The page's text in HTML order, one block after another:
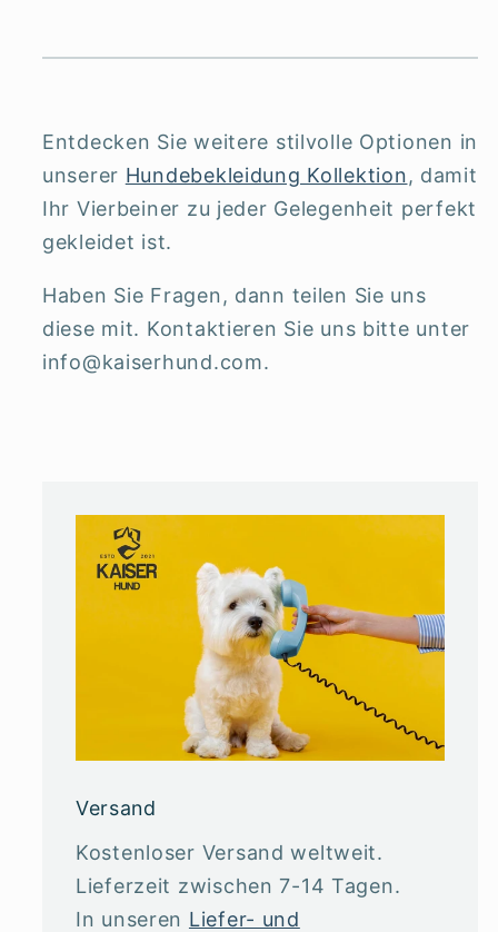
Entdecken Sie weitere stilvolle Optionen in
unserer Hundebekleidung Kollektion, damit
Ihr Vierbeiner zu jeder Gelegenheit perfekt
gekleidet ist.
Haben Sie Fragen, dann teilen Sie uns
diese mit. Kontaktieren Sie uns bitte unter
info@kaiserhund.com.
Versand
Kostenloser Versand weltweit.
Lieferzeit zwischen 7-14 Tagen.
In unseren Liefer- und